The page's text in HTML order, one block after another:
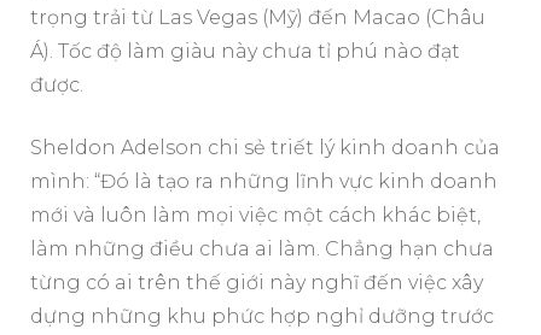
trọng trải từ Las Vegas (Mỹ) đến Macao (Châu
Á). Tốc độ làm giàu này chưa tỉ phú nào đạt
được.
Sheldon Adelson chi sẻ triết lý kinh doanh của
mình: “Đó là tạo ra những lĩnh vực kinh doanh
mới và luôn làm mọi việc một cách khác biệt,
làm những điều chưa ai làm. Chẳng hạn chưa
từng có ai trên thế giới này nghĩ đến việc xây
dựng những khu phức hợp nghỉ dưỡng trước